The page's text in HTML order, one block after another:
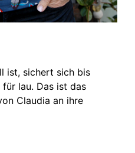
ist, sichert sich bis
lau. Das ist das
Claudia an ihre